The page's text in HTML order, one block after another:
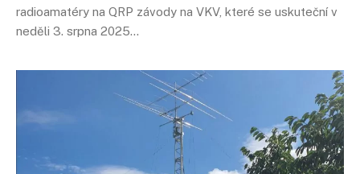
radioamatéry na QRP závody na VKV, které se uskuteční v
neděli 3. srpna 2025…